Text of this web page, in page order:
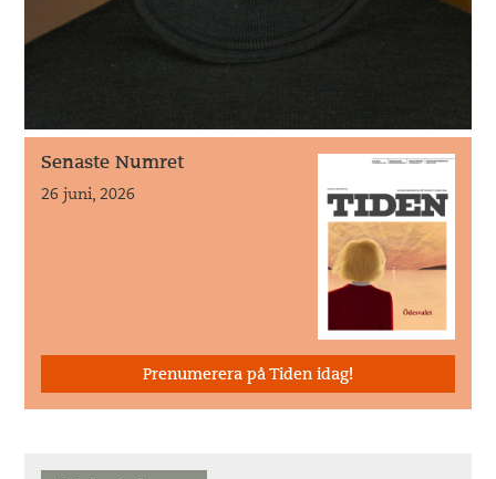
Senaste Numret
26 juni, 2026
Prenumerera på Tiden idag!